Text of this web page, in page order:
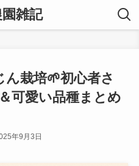
雑記
栽培🌱初心者さ
可愛い品種まとめ
年9月3日